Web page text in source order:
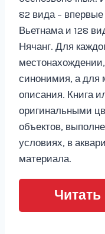
82 вида –
Вьетнама и 128
Нячанг. Для
синонимия, а для
описания. Книга
оригинальными
объектов,
условиях, в
материала.
Читать